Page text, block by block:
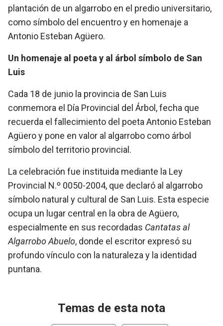
plantación de un algarrobo en el predio universitario,
como símbolo del encuentro y en homenaje a
Antonio Esteban Agüero.
Un homenaje al poeta y al árbol símbolo de San
Luis
Cada 18 de junio la provincia de San Luis
conmemora el Día Provincial del Árbol, fecha que
recuerda el fallecimiento del poeta Antonio Esteban
Agüero y pone en valor al algarrobo como árbol
símbolo del territorio provincial.
La celebración fue instituida mediante la Ley
Provincial N.º 0050-2004, que declaró al algarrobo
símbolo natural y cultural de San Luis. Esta especie
ocupa un lugar central en la obra de Agüero,
especialmente en sus recordadas Cantatas al
Algarrobo Abuelo, donde el escritor expresó su
profundo vínculo con la naturaleza y la identidad
puntana.
Temas de esta nota